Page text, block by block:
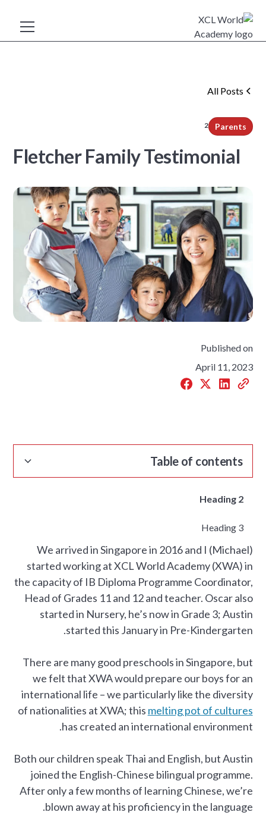
All Posts
Parents
2
Fletcher Family Testimonial
Published on
April 11, 2023
Table of contents
Heading 2
Heading 3
We arrived in Singapore in 2016 and I (Michael)
started working at XCL World Academy (XWA) in
the capacity of IB Diploma Programme Coordinator,
Head of Grades 11 and 12 and teacher. Oscar also
started in Nursery, he’s now in Grade 3; Austin
started this January in Pre-Kindergarten.
There are many good preschools in Singapore, but
we felt that XWA would prepare our boys for an
international life – we particularly like the diversity
of nationalities at XWA; this melting pot of cultures
has created an international environment.
Both our children speak Thai and English, but Austin
joined the English-Chinese bilingual programme.
After only a few months of learning Chinese, we’re
blown away at his proficiency in the language.